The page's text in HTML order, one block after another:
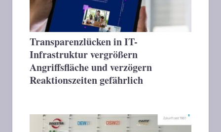
Transparenzlücken in IT-
Infrastruktur vergrößern
Angriffsfläche und verzögern
Reaktionszeiten gefährlich